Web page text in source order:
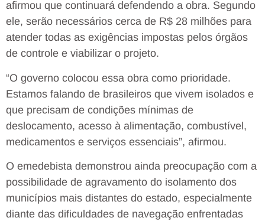
afirmou que continuará defendendo a obra. Segundo
ele, serão necessários cerca de R$ 28 milhões para
atender todas as exigências impostas pelos órgãos
de controle e viabilizar o projeto.
“O governo colocou essa obra como prioridade.
Estamos falando de brasileiros que vivem isolados e
que precisam de condições mínimas de
deslocamento, acesso à alimentação, combustível,
medicamentos e serviços essenciais”, afirmou.
O emedebista demonstrou ainda preocupação com a
possibilidade de agravamento do isolamento dos
municípios mais distantes do estado, especialmente
diante das dificuldades de navegação enfrentadas